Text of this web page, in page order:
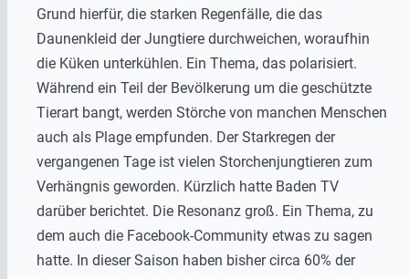
Grund hierfür, die starken Regenfälle, die das
Daunenkleid der Jungtiere durchweichen, woraufhin
die Küken unterkühlen. Ein Thema, das polarisiert.
Während ein Teil der Bevölkerung um die geschützte
Tierart bangt, werden Störche von manchen Menschen
auch als Plage empfunden. Der Starkregen der
vergangenen Tage ist vielen Storchenjungtieren zum
Verhängnis geworden. Kürzlich hatte Baden TV
darüber berichtet. Die Resonanz groß. Ein Thema, zu
dem auch die Facebook-Community etwas zu sagen
hatte. In dieser Saison haben bisher circa 60% der